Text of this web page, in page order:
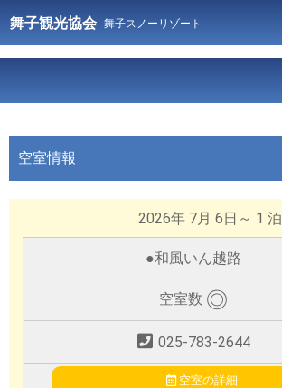
舞子観光協会 舞子スノーリゾート
空室情報
2026年 7月 6日～ 1 泊
●和風いん越路
空室数 ◎
025-783-2644
空室の詳細